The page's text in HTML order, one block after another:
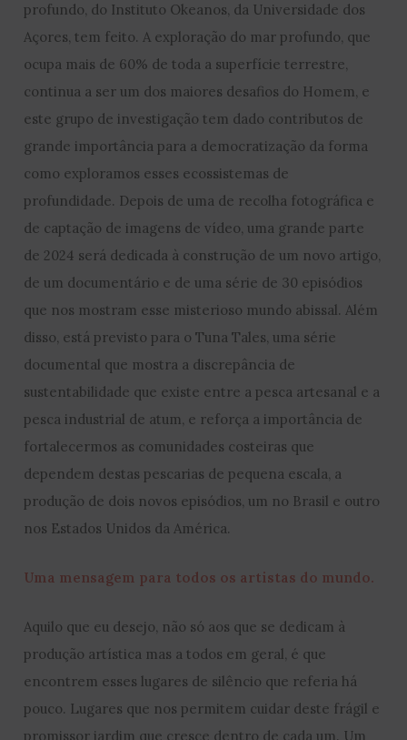
profundo, do Instituto Okeanos, da Universidade dos
Açores, tem feito. A exploração do mar profundo, que
ocupa mais de 60% de toda a superfície terrestre,
continua a ser um dos maiores desafios do Homem, e
este grupo de investigação tem dado contributos de
grande importância para a democratização da forma
como exploramos esses ecossistemas de
profundidade. Depois de uma de recolha fotográfica e
de captação de imagens de vídeo, uma grande parte
de 2024 será dedicada à construção de um novo artigo,
de um documentário e de uma série de 30 episódios
que nos mostram esse misterioso mundo abissal. Além
disso, está previsto para o Tuna Tales, uma série
documental que mostra a discrepância de
sustentabilidade que existe entre a pesca artesanal e a
pesca industrial de atum, e reforça a importância de
fortalecermos as comunidades costeiras que
dependem destas pescarias de pequena escala, a
produção de dois novos episódios, um no Brasil e outro
nos Estados Unidos da América.
Uma mensagem para todos os artistas do mundo.
Aquilo que eu desejo, não só aos que se dedicam à
produção artística mas a todos em geral, é que
encontrem esses lugares de silêncio que referia há
pouco. Lugares que nos permitem cuidar deste frágil e
promissor jardim que cresce dentro de cada um. Um